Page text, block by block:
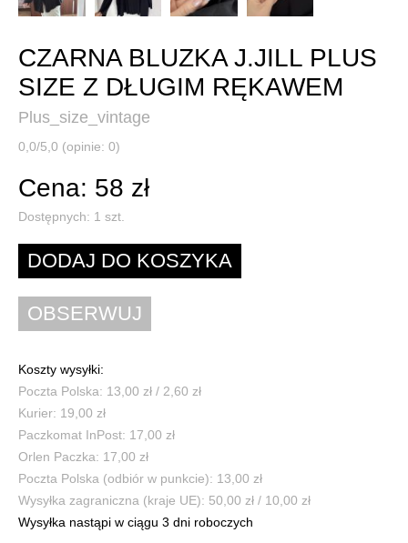
CZARNA BLUZKA J.JILL PLUS
SIZE Z DŁUGIM RĘKAWEM
Plus_size_vintage
0,0/5,0 (opinie: 0)
Cena: 58 zł
Dostępnych: 1 szt.
Koszty wysyłki:
Poczta Polska: 13,00 zł / 2,60 zł
Kurier: 19,00 zł
Paczkomat InPost: 17,00 zł
Orlen Paczka: 17,00 zł
Poczta Polska (odbiór w punkcie): 13,00 zł
Wysyłka zagraniczna (kraje UE): 50,00 zł / 10,00 zł
Wysyłka nastąpi w ciągu 3 dni roboczych